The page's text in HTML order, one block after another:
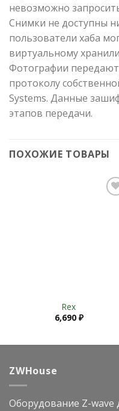
невозможно
Снимки не доступны
пользователи хаба
виртуальному
Фотографии
протоколу
Systems. Данные
этапов передачи.
ПОХОЖИЕ ТОВАРЫ
Rex
6,690 ₽
ZWHouse
Оборудование Z-